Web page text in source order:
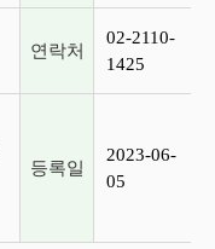
연락처
02-2110-
1425
등록일
2023-06-
05